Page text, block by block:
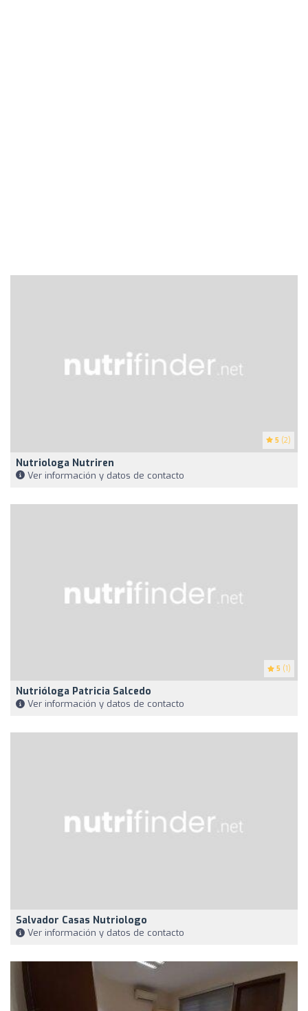
5 (2)
Nutriologa Nutriren
Ver información y datos de contacto
5 (1)
Nutrióloga Patricia Salcedo
Ver información y datos de contacto
Salvador Casas Nutriologo
Ver información y datos de contacto